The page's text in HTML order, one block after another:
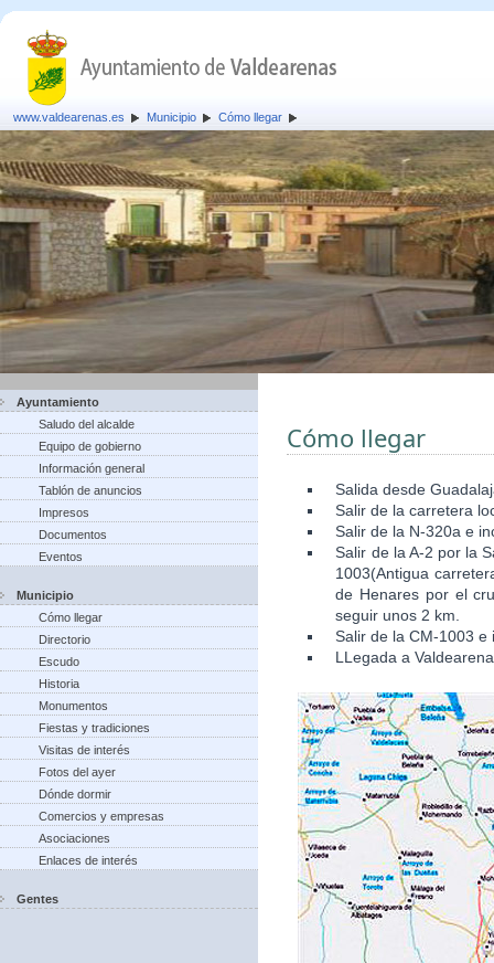
www.valdearenas.es Municipio Cómo llegar
Ayuntamiento
Saludo del alcalde
Equipo de gobierno
Información general
Tablón de anuncios
Impresos
Documentos
Eventos
Municipio
Cómo llegar
Directorio
Escudo
Historia
Monumentos
Fiestas y tradiciones
Visitas de interés
Fotos del ayer
Dónde dormir
Comercios y empresas
Asociaciones
Enlaces de interés
Gentes
Cómo llegar
Salida desde
Salir de la carretera
Salir de la N-320a e
Salir de la A-2 por la
1003(Antigua
de Henares por el
seguir unos 2 km.
Salir de la CM-1003
LLegada a